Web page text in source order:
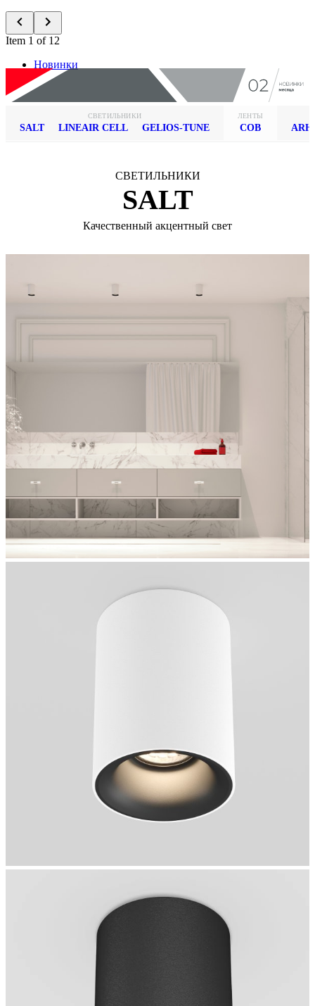
Item 1 of 12
Новинки
СВЕТИЛЬНИКИ
SALT LINEAIR CELL GELIOS-TUNE
ЛЕНТЫ
COB
СВЕТИЛЬНИКИ
SALT
Качественный акцентный свет